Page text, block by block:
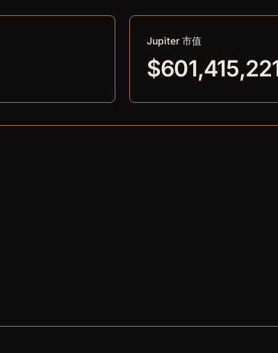
Jupiter 市值